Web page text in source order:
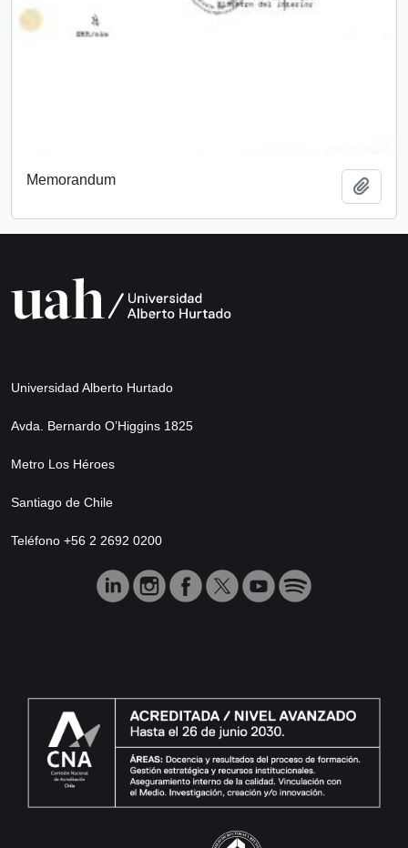
Memorandum
Universidad Alberto Hurtado
Avda. Bernardo O’Higgins 1825
Metro Los Héroes
Santiago de Chile
Teléfono +56 2 2692 0200